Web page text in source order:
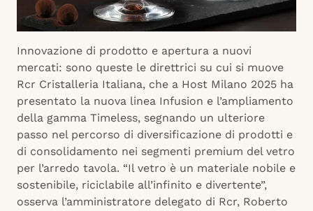
Innovazione di prodotto e apertura a nuovi
mercati: sono queste le direttrici su cui si muove
Rcr Cristalleria Italiana, che a Host Milano 2025 ha
presentato la nuova linea Infusion e l’ampliamento
della gamma Timeless, segnando un ulteriore
passo nel percorso di diversificazione di prodotti e
di consolidamento nei segmenti premium del vetro
per l’arredo tavola. “Il vetro è un materiale nobile e
sostenibile, riciclabile all’infinito e divertente”,
osserva l’amministratore delegato di Rcr, Roberto